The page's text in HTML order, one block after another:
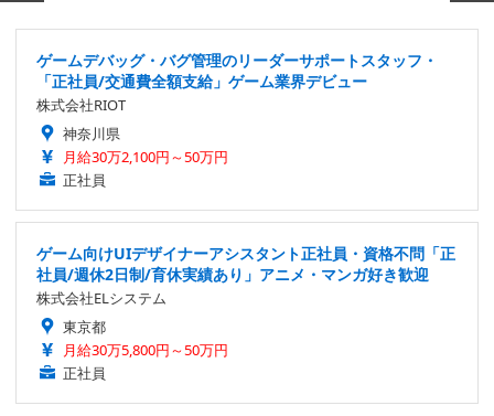
ゲームデバッグ・バグ管理のリーダーサポートスタッフ・
「正社員/交通費全額支給」ゲーム業界デビュー
株式会社RIOT
神奈川県
月給30万2,100円～50万円
正社員
ゲーム向けUIデザイナーアシスタント正社員・資格不問「正
社員/週休2日制/育休実績あり」アニメ・マンガ好き歓迎
株式会社ELシステム
東京都
月給30万5,800円～50万円
正社員